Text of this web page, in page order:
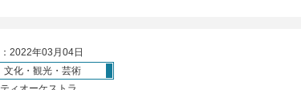
2022年03月04日
文化・観光・芸術